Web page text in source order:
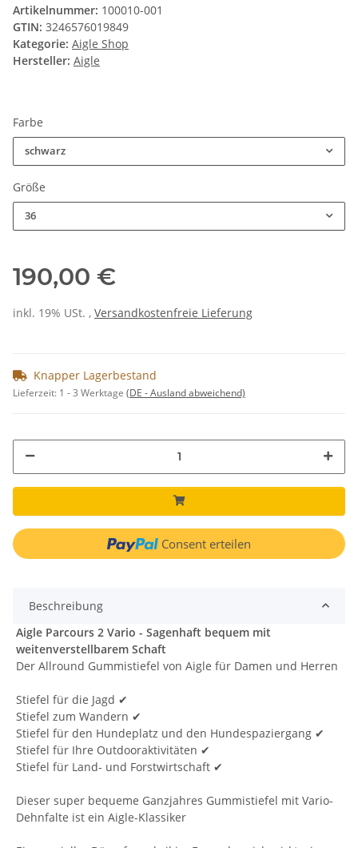
Artikelnummer: 100010-001
GTIN: 3246576019849
Kategorie: Aigle Shop
Hersteller: Aigle
Farbe
schwarz
Größe
36
190,00 €
inkl. 19% USt. , Versandkostenfreie Lieferung
Knapper Lagerbestand
Lieferzeit: 1 - 3 Werktage (DE - Ausland abweichend)
Consent erteilen
Beschreibung
Aigle Parcours 2 Vario - Sagenhaft bequem mit
weitenverstellbarem Schaft
Der Allround Gummistiefel von Aigle für Damen und Herren
Stiefel für die Jagd ✔
Stiefel zum Wandern ✔
Stiefel für den Hundeplatz und den Hundespaziergang ✔
Stiefel für Ihre Outdooraktivitäten ✔
Stiefel für Land- und Forstwirtschaft ✔
Dieser super bequeme Ganzjahres Gummistiefel mit Vario-
Dehnfalte ist ein Aigle-Klassiker